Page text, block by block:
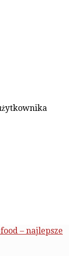
– najlepsze